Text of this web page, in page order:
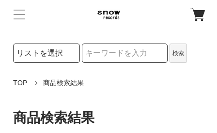
検索リストの選択
検索
TOP 商品検索結果
商品検索結果